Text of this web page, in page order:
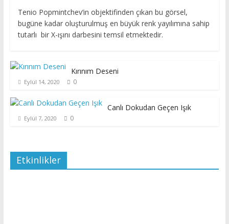
Tenio Popmintchev’in objektifinden çıkan bu görsel,
bugüne kadar oluşturulmuş en büyük renk yayılımına sahip
tutarlı bir X-ışını darbesini temsil etmektedir.
Kırınım Deseni
Eylül 14, 2020 0
Canlı Dokudan Geçen Işık
Eylül 7, 2020 0
Etkinlikler